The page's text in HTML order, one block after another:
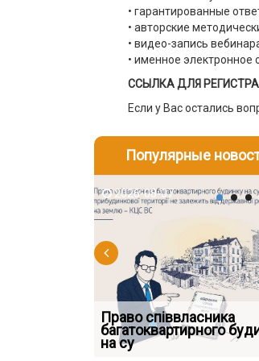
• гарантированные
• авторские
• видео-запись
• именное электронное
ССЫЛКА ДЛЯ
Если у Вас остались
Популярные
2026-08-07
Право співвласника
багатоквартирного
на су
2026-08-03
ФУНДАМЕНТАЛЬНА
ПРОБЛЕМА
ПРАКТИКИ», АБО ПР